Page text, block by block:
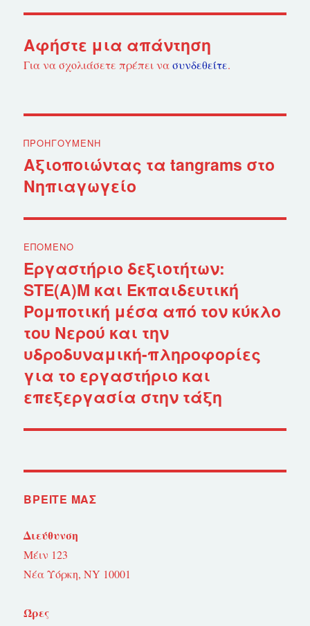
Αφήστε μια απάντηση
Για να σχολιάσετε πρέπει νασυνδεθείτε.
άρθρων
ΠΡΟΗΓΟΎΜΕΝΗ
Προηγούμενο
άρθρο:
Αξιοποιώντας τα tangrams στο
Νηπιαγωγείο
ΕΠΌΜΕΝΟ
Επόμενο
άρθρο:
Εργαστήριο δεξιοτήτων:
STE(A)M και Εκπαιδευτική
Ρομποτική μέσα από τον κύκλο
του Νερού και την
υδροδυναμική-πληροφορίες
για το εργαστήριο και
επεξεργασία στην τάξη
ΒΡΕΊΤΕ ΜΑΣ
Διεύθυνση
Μέιν 123
Νέα Υόρκη, NY 10001
Ώρες